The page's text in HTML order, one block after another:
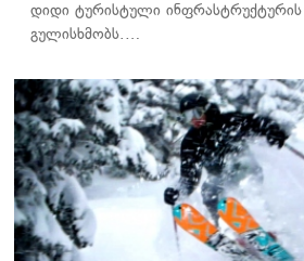
დიდი ტურისტული ინფრასტრუქტურის
გულისხმობს.…